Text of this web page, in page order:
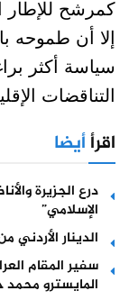
كمرشح للإطار
إلا أن طموحه
سياسة أكثر
التناقضات
اقرأأيضا
درع الجزيرة
الإسلامي”
الدينار
سفير المقام
المايسترو